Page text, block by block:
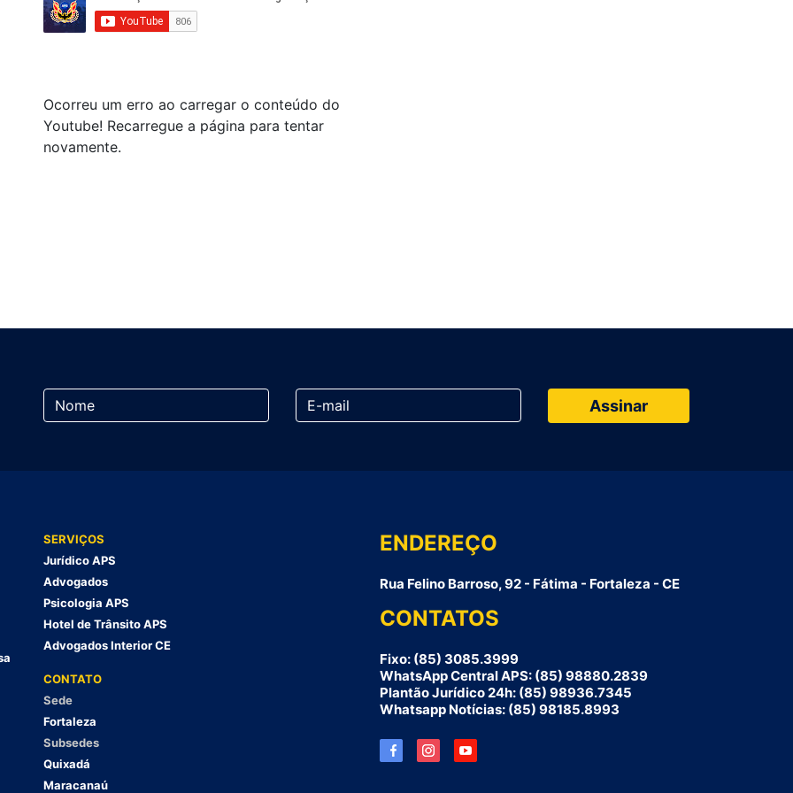
Ocorreu um erro ao carregar o conteúdo do
Youtube! Recarregue a página para tentar
novamente.
SERVIÇOS
Jurídico APS
Advogados
Psicologia APS
Hotel de Trânsito APS
Advogados Interior CE
CONTATO
Sede
Fortaleza
Subsedes
Quixadá
Maracanaú
ENDEREÇO
Rua Felino Barroso, 92 - Fátima - Fortaleza - CE
CONTATOS
Fixo: (85) 3085.3999
WhatsApp Central APS: (85) 98880.2839
Plantão Jurídico 24h: (85) 98936.7345
Whatsapp Notícias: (85) 98185.8993